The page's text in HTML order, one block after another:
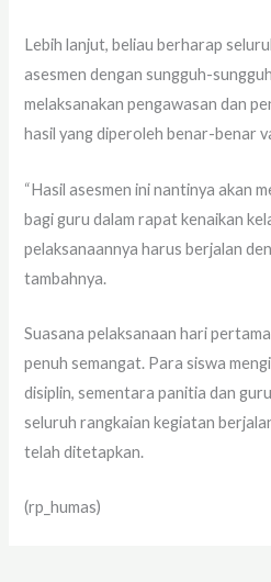
Lebih lanjut, beliau berharap
asesmen dengan sungguh-
melaksanakan pengawasan dan
hasil yang diperoleh benar-benar
“Hasil asesmen ini nantinya akan
bagi guru dalam rapat kenaikan
pelaksanaannya harus berjalan
tambahnya.
Suasana pelaksanaan hari
penuh semangat. Para siswa
disiplin, sementara panitia dan
seluruh rangkaian kegiatan
telah ditetapkan.
(rp_humas)